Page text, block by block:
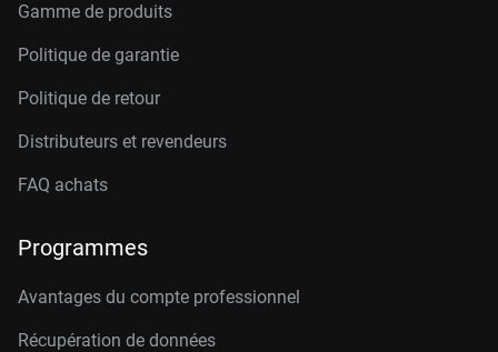
Gamme de produits
Politique de garantie
Politique de retour
Distributeurs et revendeurs
FAQ achats
Programmes
Avantages du compte professionnel
Récupération de données